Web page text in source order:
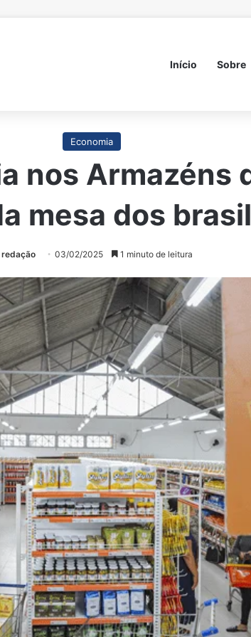
Início Sobre
Economia
nos Armazéns
mesa dos
redação 03/02/2025 1 minuto de leitura